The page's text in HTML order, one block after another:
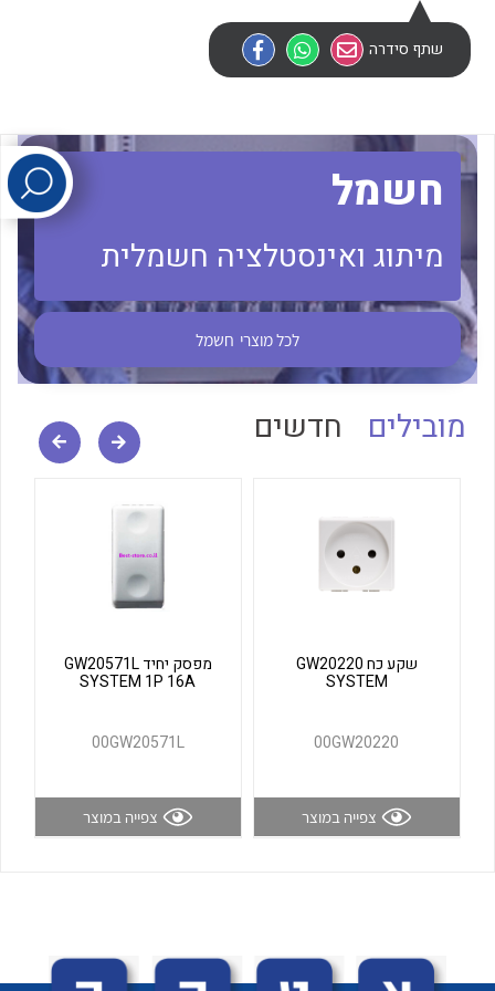
לכל מוצרי היצרן
לכל מוצרי היצרן לכל מוצרי היצרן
שתף סידרה
חשמל
מיתוג ואינסטלציה חשמלית
לכל מוצרי חשמל
מובילים חדשים
שקע כח GW20220
SYSTEM
00GW20220
צפייה במוצר
מפסק יחיד GW20571L
SYSTEM 1P 16A
00GW20571L
צפייה במוצר